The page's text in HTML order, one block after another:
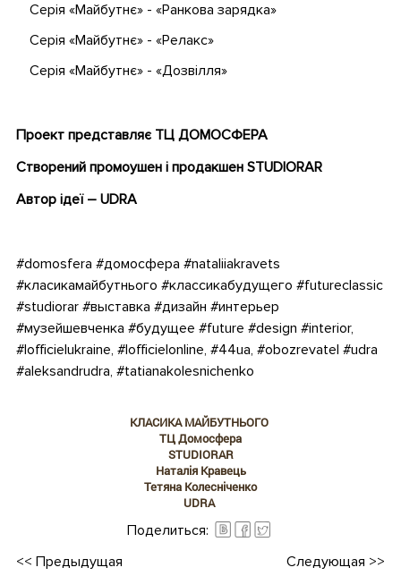
Серія «Майбутнє» - «Ранкова зарядка»
Серія «Майбутнє» - «Релакс»
Серія «Майбутнє» - «Дозвілля»
Проект представляє ТЦ ДОМОСФЕРА
Створений промоушен і продакшен STUDIORAR
Автор ідеї – UDRA
#domosfera #домосфера #nataliiakravets
#класикамайбутнього #классикабудущего #futureclassic
#studiorar #выставка #дизайн #интерьер
#музейшевченка #будущее #future #design #interior,
#lofficielukraine, #lofficielonline, #44ua, #obozrevatel #udra
#aleksandrudra, #tatianakolesnichenko
КЛАСИКА МАЙБУТНЬОГО
ТЦ Домосфера
STUDIORAR
Наталія Кравець
Тетяна Колесніченко
UDRA
Поделиться:
<< Предыдущая Следующая >>